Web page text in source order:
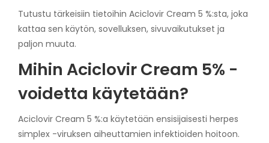
Tutustu tärkeisiin tietoihin Aciclovir Cream 5 %:sta, joka
kattaa sen käytön, sovelluksen, sivuvaikutukset ja
paljon muuta.
Mihin Aciclovir Cream 5% -
voidetta käytetään?
Aciclovir Cream 5 %:a käytetään ensisijaisesti herpes
simplex -viruksen aiheuttamien infektioiden hoitoon.